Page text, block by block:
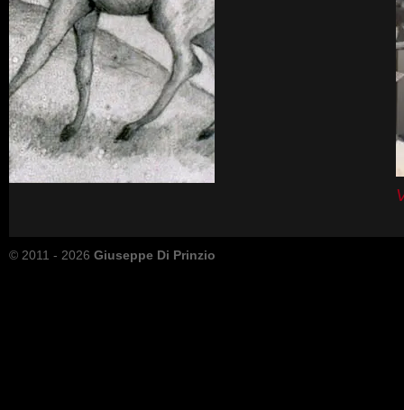
© 2011 - 2026 Giuseppe Di Prinzio